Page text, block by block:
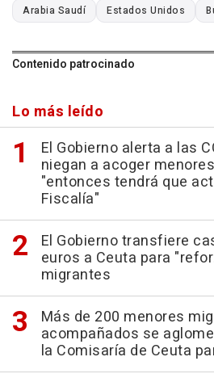
Arabia Saudí Estados Unidos
Contenido patrocinado
Lo más leído
El Gobierno alerta a las
niegan a acoger
"entonces tendrá que
Fiscalía"
El Gobierno transfiere
euros a Ceuta para
migrantes
Más de 200 menores
acompañados se
la Comisaría de Ceuta